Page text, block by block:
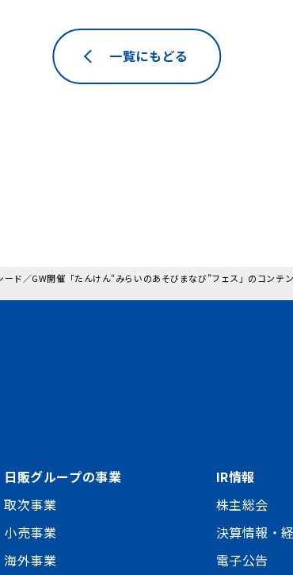
一覧にもどる
ード／GW開催「たんけん“みらいのあそびまなび”フェス」のコン
日販グループの事業
取次事業
小売事業
海外事業
IR情報
株主総会
決算情報・
電子公告